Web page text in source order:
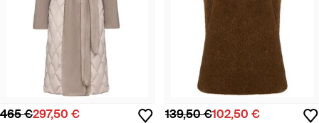
465 €297,50 € 139,50 €102,50 €